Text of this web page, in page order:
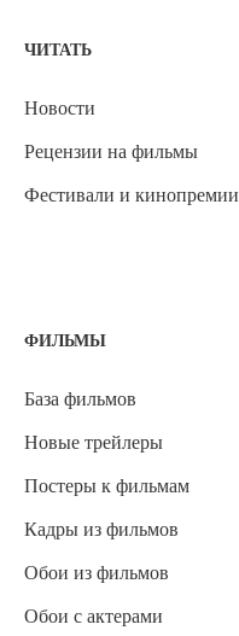
ЧИТАТЬ
Новости
Рецензии на фильмы
Фестивали и кинопремии
ФИЛЬМЫ
База фильмов
Новые трейлеры
Постеры к фильмам
Кадры из фильмов
Обои из фильмов
Обои с актерами